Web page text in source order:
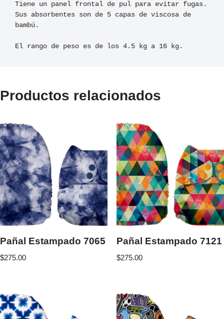
Tiene un panel frontal de pul para evitar fugas.
Sus absorbentes son de 5 capas de viscosa de
bambú.
El rango de peso es de los 4.5 kg a 16 kg.
Productos relacionados
Pañal Estampado 7065
$275.00
Pañal Estampado 7121
$275.00